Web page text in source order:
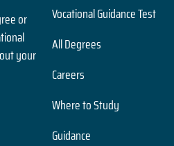
or
your
Vocational Guidance Test
All Degrees
Careers
Where to Study
Guidance